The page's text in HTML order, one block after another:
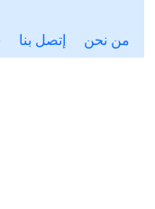
من نحن إتصل بنا